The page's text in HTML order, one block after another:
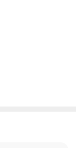
소란〉 〈달고 미지근
있는 고차원적 존재,
이 가지고 있는 주관
아 형식, 얽힘으로써
여 소설의 깊이와
〈진동새와 손편지〉,
의 귀향이 겹쳐지는